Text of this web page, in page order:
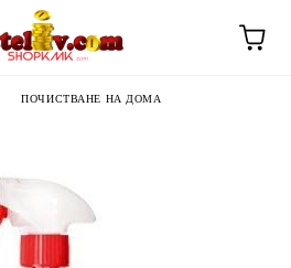
ПОЧИСТВАНЕ НА ДОМА